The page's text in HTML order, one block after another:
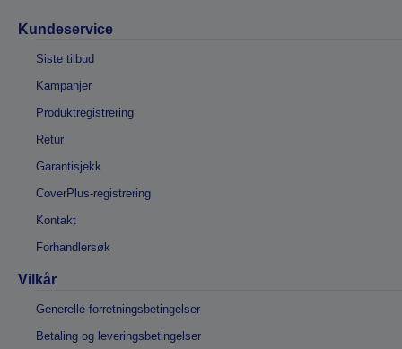
Kundeservice
Siste tilbud
Kampanjer
Produktregistrering
Retur
Garantisjekk
CoverPlus-registrering
Kontakt
Forhandlersøk
Vilkår
Generelle forretningsbetingelser
Betaling og leveringsbetingelser